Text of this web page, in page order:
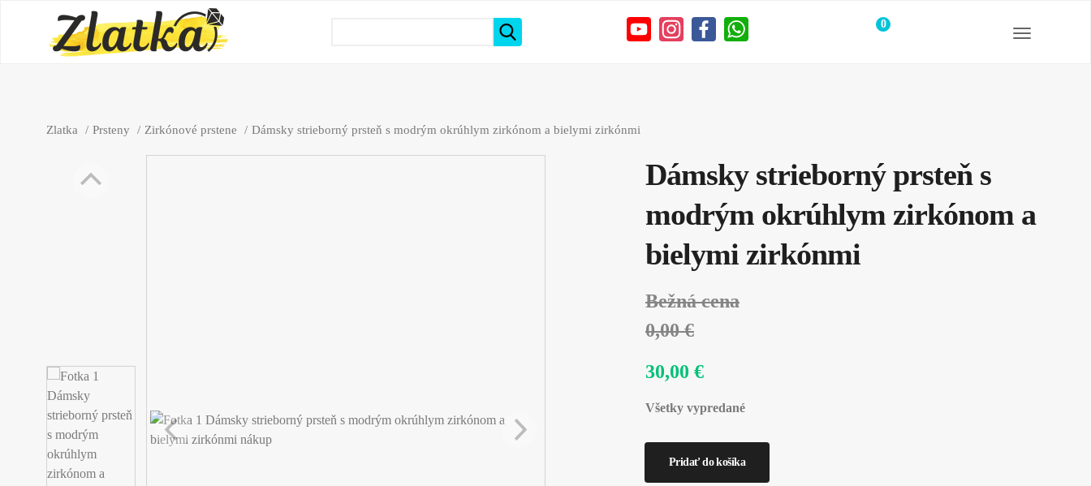
0
Zlatka Prsteny Zirkónové prstene Dámsky strieborný prsteň s modrým okrúhlym zirkónom a bielymi zirkónmi
Dámsky strieborný prsteň s
modrým okrúhlym zirkónom a
bielymi zirkónmi
Bežná cena
0,00 €
30,00 €
Všetky vypredané